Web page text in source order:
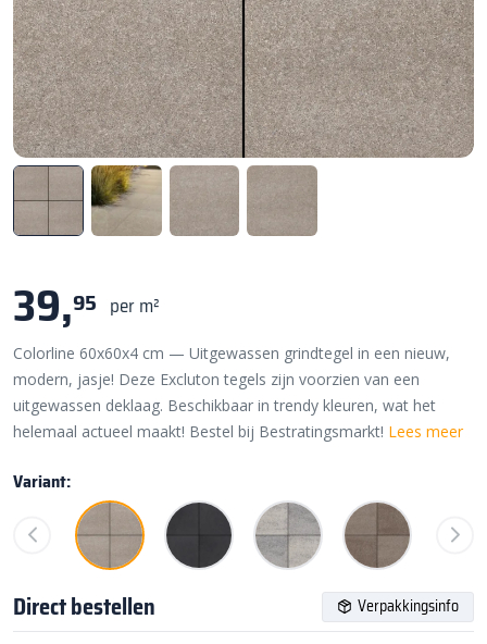
39,95 per m²
Colorline 60x60x4 cm — Uitgewassen grindtegel in een nieuw,
modern, jasje! Deze Excluton tegels zijn voorzien van een
uitgewassen deklaag. Beschikbaar in trendy kleuren, wat het
helemaal actueel maakt! Bestel bij Bestratingsmarkt! Lees meer
Variant:
Direct bestellen Verpakkingsinfo